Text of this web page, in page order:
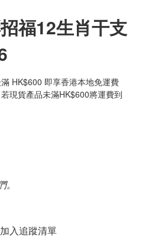
福12生肖干支
HK$600 即享香港本地免運費
若現貨產品未滿HK$600將運費到
加入追蹤清單